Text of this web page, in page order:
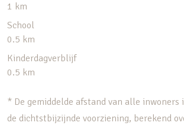
1 km
School
0.5 km
Kinderdagverblijf
0.5 km
* De gemiddelde afstand van alle inwoners
de dichtstbijzijnde voorziening, berekend